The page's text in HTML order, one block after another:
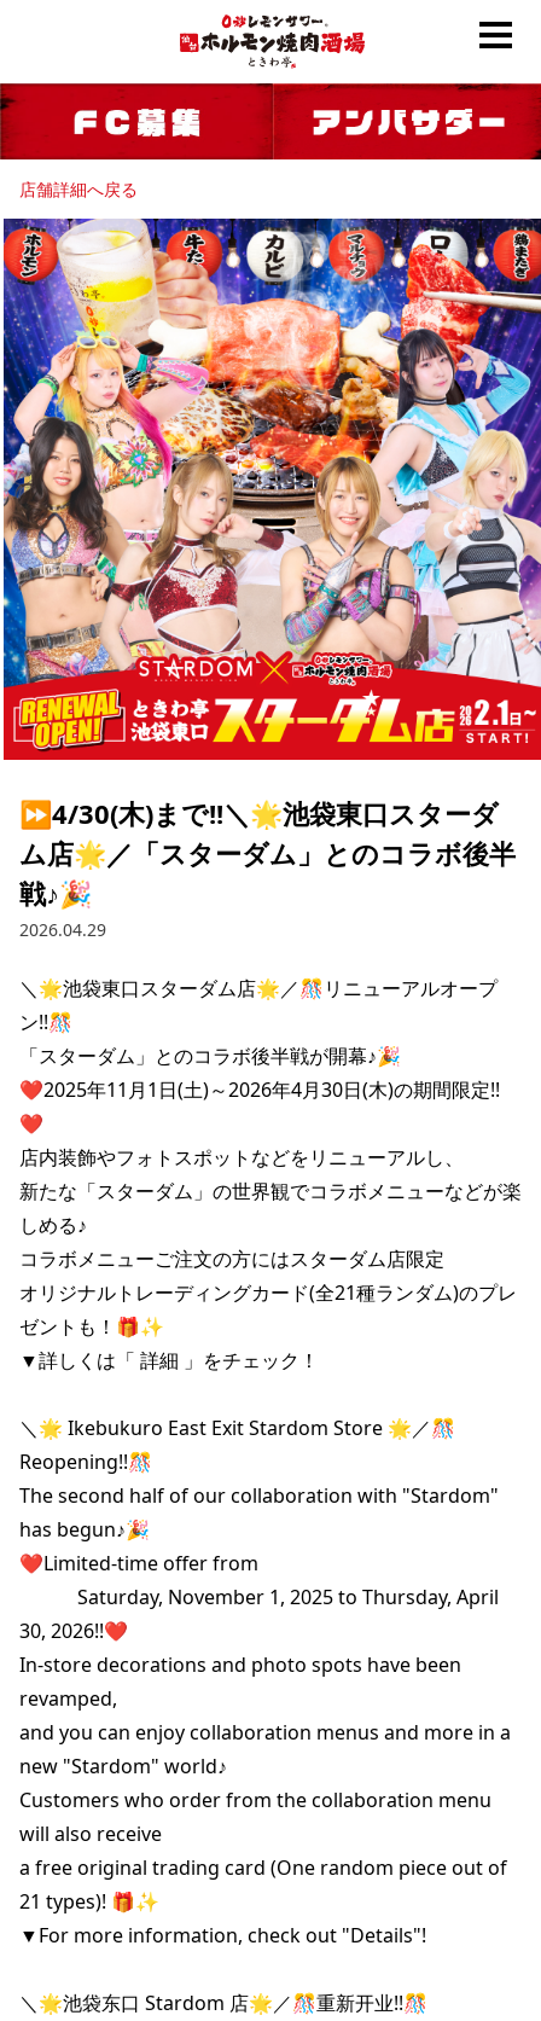
店舗詳細へ戻る
⏩️4/30(木)まで!!＼🌟池袋東口スターダ
ム店🌟／「スターダム」とのコラボ後半
戦♪🎉
2026.04.29
＼🌟池袋東口スターダム店🌟／🎊リニューアルオープ
ン!!🎊
「スターダム」とのコラボ後半戦が開幕♪🎉
❤️2025年11月1日(土)～2026年4月30日(木)の期間限定!!
❤️
店内装飾やフォトスポットなどをリニューアルし、
新たな「スターダム」の世界観でコラボメニューなどが楽
しめる♪
コラボメニューご注文の方にはスターダム店限定
オリジナルトレーディングカード(全21種ランダム)のプレ
ゼントも！🎁✨
▼詳しくは「 詳細 」をチェック！
＼🌟 Ikebukuro East Exit Stardom Store 🌟／🎊
Reopening!!🎊
The second half of our collaboration with "Stardom"
has begun♪🎉
❤️Limited-time offer from
Saturday, November 1, 2025 to Thursday, April
30, 2026!!❤️
In-store decorations and photo spots have been
revamped,
and you can enjoy collaboration menus and more in a
new "Stardom" world♪
Customers who order from the collaboration menu
will also receive
a free original trading card (One random piece out of
21 types)! 🎁✨
▼For more information, check out "Details"!
＼🌟池袋东口 Stardom 店🌟／🎊重新开业!!🎊